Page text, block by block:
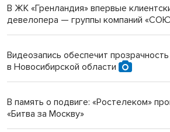
Инвалид получил условный срок за
Новосибирский преподаватель с
Обновлённое отделение ВТБ
В ЖК «Гренландия» впервые
девелопера — группы компаний
Видеозапись обеспечит
в Новосибирской области
В память о подвиге: «Ростелеком»
«Битва за Москву»